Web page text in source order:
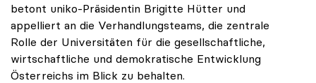
betont uniko-Präsidentin Brigitte Hütter und
appelliert an die Verhandlungsteams, die zentrale
Rolle der Universitäten für die gesellschaftliche,
wirtschaftliche und demokratische Entwicklung
Österreichs im Blick zu behalten.